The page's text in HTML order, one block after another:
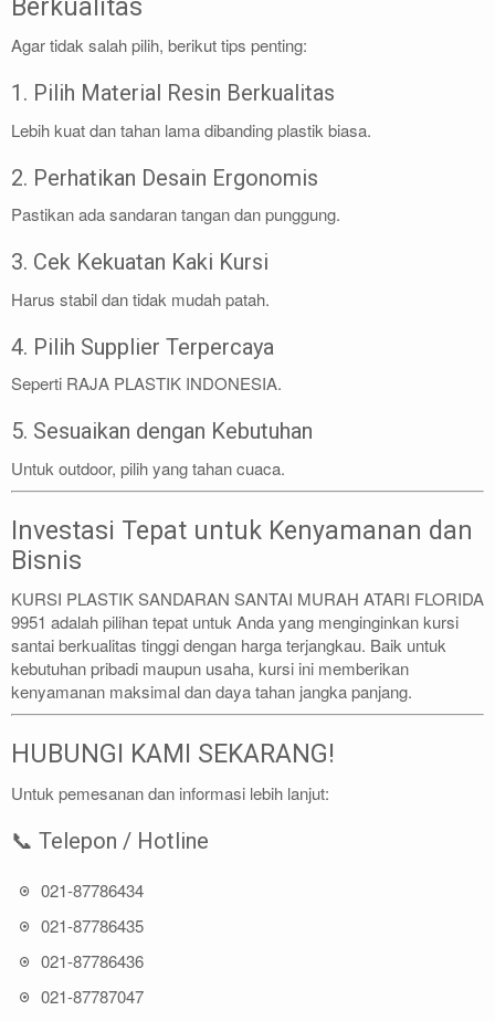
Berkualitas
Agar tidak salah pilih, berikut tips penting:
1. Pilih Material Resin Berkualitas
Lebih kuat dan tahan lama dibanding plastik biasa.
2. Perhatikan Desain Ergonomis
Pastikan ada sandaran tangan dan punggung.
3. Cek Kekuatan Kaki Kursi
Harus stabil dan tidak mudah patah.
4. Pilih Supplier Terpercaya
Seperti RAJA PLASTIK INDONESIA.
5. Sesuaikan dengan Kebutuhan
Untuk outdoor, pilih yang tahan cuaca.
Investasi Tepat untuk Kenyamanan dan
Bisnis
KURSI PLASTIK SANDARAN SANTAI MURAH ATARI FLORIDA
9951 adalah pilihan tepat untuk Anda yang menginginkan kursi
santai berkualitas tinggi dengan harga terjangkau. Baik untuk
kebutuhan pribadi maupun usaha, kursi ini memberikan
kenyamanan maksimal dan daya tahan jangka panjang.
HUBUNGI KAMI SEKARANG!
Untuk pemesanan dan informasi lebih lanjut:
📞 Telepon / Hotline
021-87786434
021-87786435
021-87786436
021-87787047